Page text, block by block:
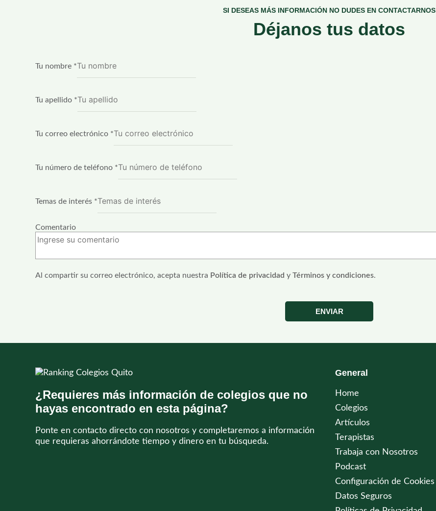
SI DESEAS MÁS INFORMACIÓN NO DUDES EN CONTACTARNOS
Déjanos tus datos
Tu nombre *
Tu apellido *
Tu correo electrónico *
Tu número de teléfono *
Temas de interés *
de
Tu
Comentario
Al compartir su correo electrónico, acepta nuestra Política de privacidad y Términos y condiciones.
ENVIAR
¿Requieres más información de colegios que no
hayas encontrado en esta página?
Ponte en contacto directo con nosotros y completaremos a información
que requieras ahorrándote tiempo y dinero en tu búsqueda.
General
Home
Colegios
Artículos
Terapistas
Trabaja con Nosotros
Podcast
Configuración de Cookies
Datos Seguros